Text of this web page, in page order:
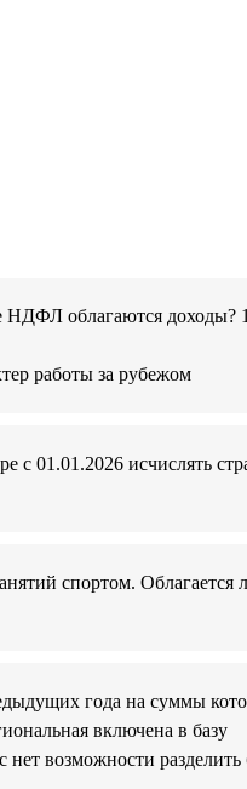
НДФЛ облагаются доходы?
работы за рубежом
с 01.01.2026 исчислять
спортом. Облагается
года на суммы
включена в базу
нет возможности